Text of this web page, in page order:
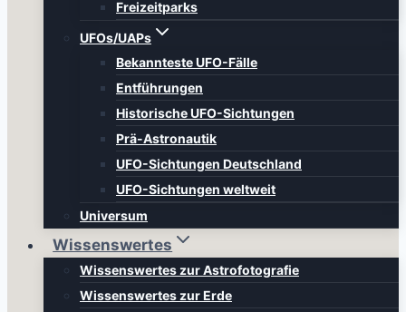
Freizeitparks
UFOs/UAPs
Bekannteste UFO-Fälle
Entführungen
Historische UFO-Sichtungen
Prä-Astronautik
UFO-Sichtungen Deutschland
UFO-Sichtungen weltweit
Universum
Wissenswertes
Wissenswertes zur Astrofotografie
Wissenswertes zur Erde